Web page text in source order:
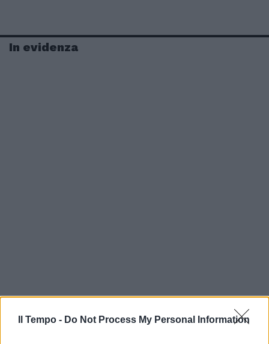
Il Tempo - Do Not Process My Personal Information
In evidenza